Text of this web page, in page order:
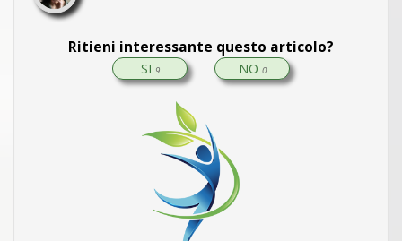
Ritieni interessante questo articolo?
SI 9 NO 0